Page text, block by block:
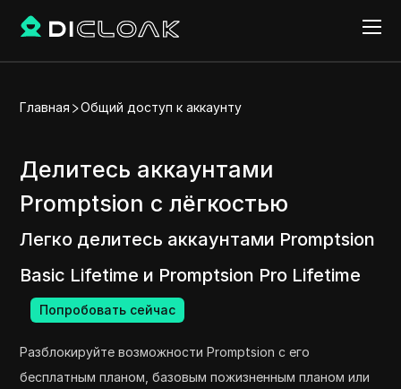
Главная Общий доступ к аккаунту
Делитесь аккаунтами
Promptsion с лёгкостью
Легко делитесь аккаунтами Promptsion
Basic Lifetime и Promptsion Pro Lifetime
Попробовать сейчас
Разблокируйте возможности Promptsion с его
бесплатным планом, базовым пожизненным планом или